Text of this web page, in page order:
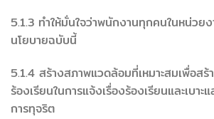
5.1.3 ทำให้มั่นใจว่าพนักงานทุกคนในหน่วยง
นโยบายฉบับนี้
5.1.4 สร้างสภาพแวดล้อมที่เหมาะสมเพื่อส
ร้องเรียนในการแจ้งเรื่องร้องเรียนและเบาะ
การทุจริต